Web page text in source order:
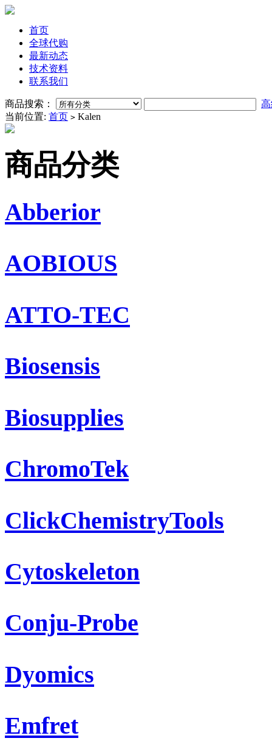
首页
全球代购
最新动态
技术资料
联系我们
商品搜索：
当前位置: 首页 > Kalen
商品分类
Abberior
AOBIOUS
ATTO-TEC
Biosensis
Biosupplies
ChromoTek
ClickChemistryTools
Cytoskeleton
Conju-Probe
Dyomics
Emfret